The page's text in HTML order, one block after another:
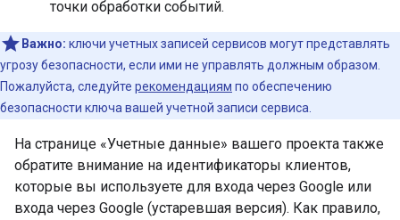
точки обработки событий.
Важно: ключи учетных записей сервисов могут представлять
угрозу безопасности, если ими не управлять должным образом.
Пожалуйста, следуйте рекомендациям по обеспечению
безопасности ключа вашей учетной записи сервиса.
На странице «Учетные данные» вашего проекта также
обратите внимание на идентификаторы клиентов,
которые вы используете для входа через Google или
входа через Google (устаревшая версия). Как правило,